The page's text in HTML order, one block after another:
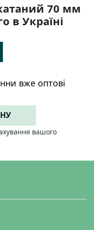
70 мм
в Україні
вже оптові
вашого